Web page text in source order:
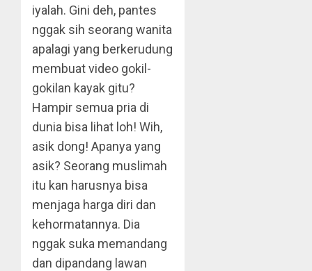
iyalah. Gini deh, pantes
nggak sih seorang wanita
apalagi yang berkerudung
membuat video gokil-
gokilan kayak gitu?
Hampir semua pria di
dunia bisa lihat loh! Wih,
asik dong! Apanya yang
asik? Seorang muslimah
itu kan harusnya bisa
menjaga harga diri dan
kehormatannya. Dia
nggak suka memandang
dan dipandang lawan